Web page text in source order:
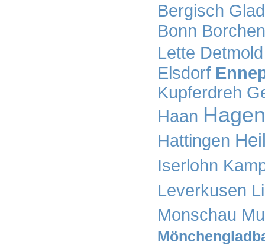
Bergisch
Bonn Borchen
Lette Detmold
Elsdorf
Kupferdreh
Haan Hagen
Hattingen
Iserlohn
Leverkusen
Monschau